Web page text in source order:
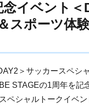
イベント＜
スポーツ体
＞サッカースペシ
STAGEの1周年を記
ペシャルトークイベ